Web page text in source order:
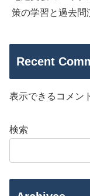
策の学習と過去問
Recent
表示できるコメン
検索